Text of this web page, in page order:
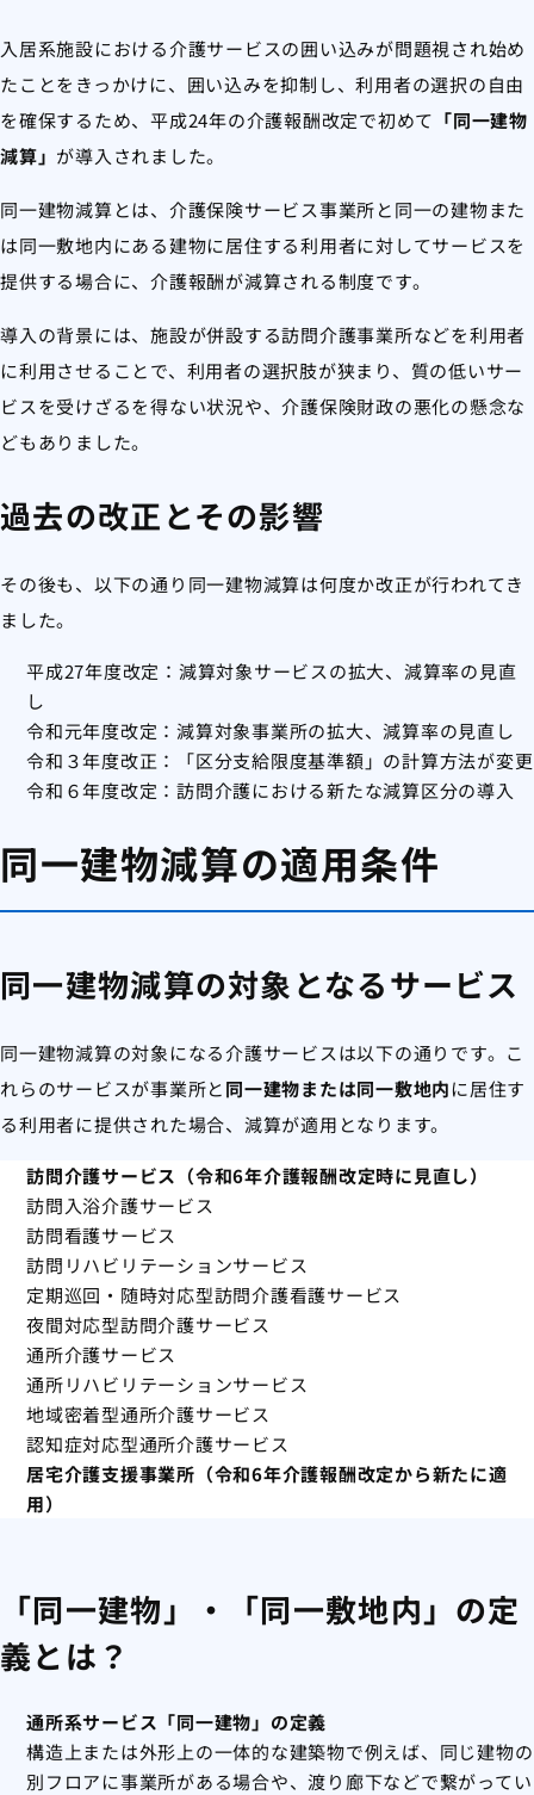
入居系施設における介護サービスの囲い込みが問題視され始め
たことをきっかけに、囲い込みを抑制し、利用者の選択の自由
を確保するため、平成24年の介護報酬改定で初めて 「同一建物
減算」 が導入されました。
同一建物減算とは、介護保険サービス事業所と同一の建物また
は同一敷地内にある建物に居住する利用者に対してサービスを
提供する場合に、介護報酬が減算される制度です。
導入の背景には、施設が併設する訪問介護事業所などを利用者
に利用させることで、利用者の選択肢が狭まり、質の低いサー
ビスを受けざるを得ない状況や、介護保険財政の悪化の懸念な
どもありました。
過去の改正とその影響
その後も、以下の通り同一建物減算は何度か改正が行われてき
ました。
平成27年度改定：減算対象サービスの拡大、減算率の見直
し
令和元年度改定：減算対象事業所の拡大、減算率の見直し
令和３年度改正：「区分支給限度基準額」の計算方法が変更
令和６年度改定：訪問介護における新たな減算区分の導入
同一建物減算の適用条件
同一建物減算の対象となるサービス
同一建物減算の対象になる介護サービスは以下の通りです。こ
れらのサービスが事業所と同一建物または同一敷地内に居住す
る利用者に提供された場合、減算が適用となります。
訪問介護サービス（令和6年介護報酬改定時に見直し）
訪問入浴介護サービス
訪問看護サービス
訪問リハビリテーションサービス
定期巡回・随時対応型訪問介護看護サービス
夜間対応型訪問介護サービス
通所介護サービス
通所リハビリテーションサービス
地域密着型通所介護サービス
認知症対応型通所介護サービス
居宅介護支援事業所（令和6年介護報酬改定から新たに適
用）
「同一建物」・「同一敷地内」の定
義とは？
通所系サービス「同一建物」の定義
構造上または外形上の一体的な建築物で例えば、同じ建物の
別フロアに事業所がある場合や、渡り廊下などで繋がってい